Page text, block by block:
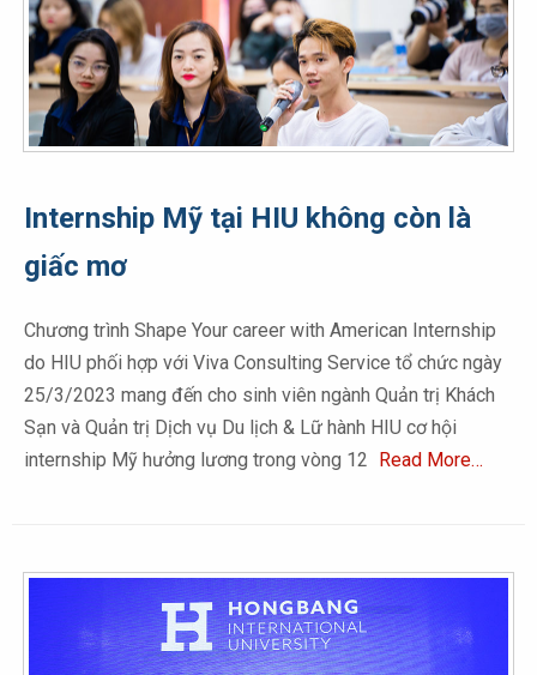
Internship Mỹ tại HIU không còn là
giấc mơ
Chương trình Shape Your career with American Internship
do HIU phối hợp với Viva Consulting Service tổ chức ngày
25/3/2023 mang đến cho sinh viên ngành Quản trị Khách
Sạn và Quản trị Dịch vụ Du lịch & Lữ hành HIU cơ hội
internship Mỹ hưởng lương trong vòng 12 Read More…